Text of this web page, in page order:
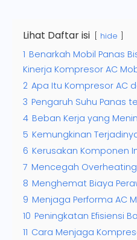
Lihat Daftar isi hide
1 Benarkah Mobil Panas
Kinerja Kompresor AC
2 Apa Itu Kompresor AC
3 Pengaruh Suhu Panas
4 Beban Kerja yang
5 Kemungkinan
6 Kerusakan Komponen
7 Mencegah
8 Menghemat Biaya
9 Menjaga Performa AC
10 Peningkatan Efisiensi
11 Cara Menjaga